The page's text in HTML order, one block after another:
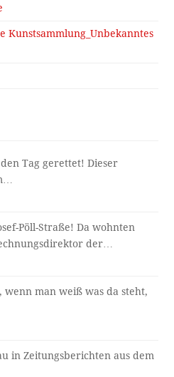
Kunstsammlung_Unbekanntes
Tag gerettet! Dieser
Pöll-Straße! Da wohnten
der…
wenn man weiß was da steht,
in Zeitungsberichten aus dem